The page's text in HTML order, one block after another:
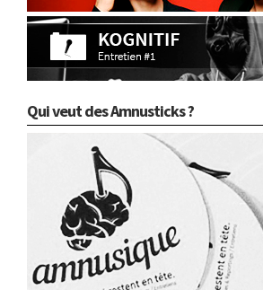
Qui veut des Amnusticks ?